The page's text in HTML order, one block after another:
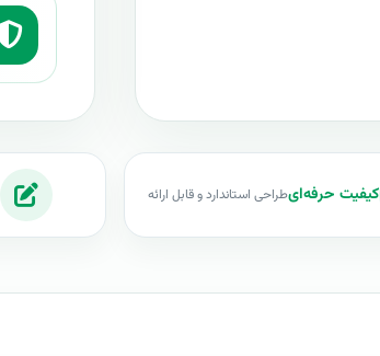
کیفیت حرفه‌ایطراحی استاندارد و قابل ارائه